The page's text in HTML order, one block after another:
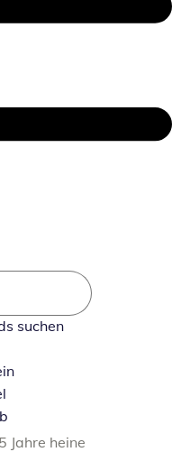
suchen
Jahre heine